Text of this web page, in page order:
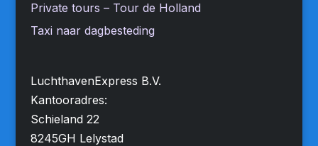
Private tours – Tour de Holland
Taxi naar dagbesteding
LuchthavenExpress B.V.
Kantooradres:
Schieland 22
8245GH Lelystad